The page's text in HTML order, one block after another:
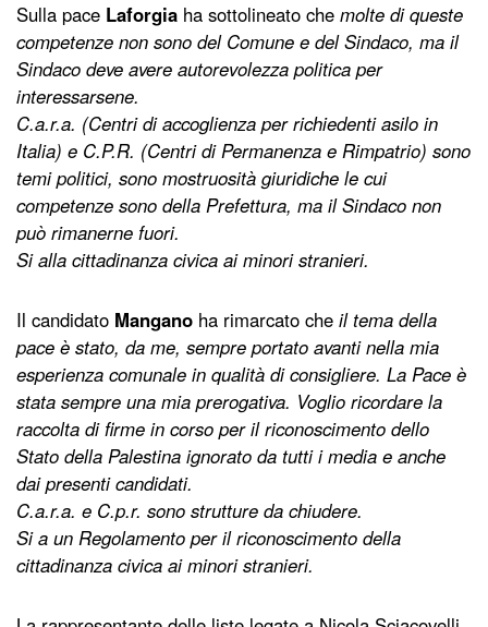
Sulla pace Laforgia ha sottolineato che molte di queste
competenze non sono del Comune e del Sindaco, ma il
Sindaco deve avere autorevolezza politica per
interessarsene.
C.a.r.a. (Centri di accoglienza per richiedenti asilo in
Italia) e C.P.R. (Centri di Permanenza e Rimpatrio) sono
temi politici, sono mostruosità giuridiche le cui
competenze sono della Prefettura, ma il Sindaco non
può rimanerne fuori.
Si alla cittadinanza civica ai minori stranieri.
Il candidato Mangano ha rimarcato che il tema della
pace è stato, da me, sempre portato avanti nella mia
esperienza comunale in qualità di consigliere. La Pace è
stata sempre una mia prerogativa. Voglio ricordare la
raccolta di firme in corso per il riconoscimento dello
Stato della Palestina ignorato da tutti i media e anche
dai presenti candidati.
C.a.r.a. e C.p.r. sono strutture da chiudere.
Si a un Regolamento per il riconoscimento della
cittadinanza civica ai minori stranieri.